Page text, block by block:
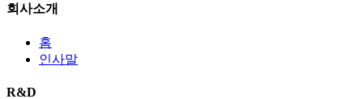
회사소개
홈
인사말
R&D